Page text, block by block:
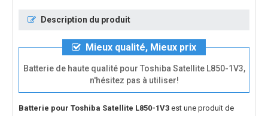
Description du produit
Mieux qualité, Mieux prix
Batterie de haute qualité pour Toshiba Satellite L850-1V3,
n'hésitez pas à utiliser!
Batterie pour Toshiba Satellite L850-1V3 est une produit de